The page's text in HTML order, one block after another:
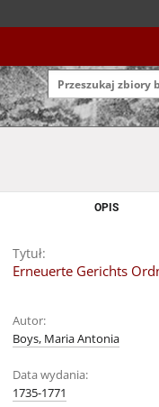
OPIS
Tytuł:
Erneuerte Gerichts
Autor:
Boys, Maria Antonia
Data wydania:
1735-1771